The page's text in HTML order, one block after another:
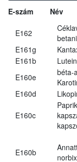
E-szám Név
E162
E161g
E161b
Lutein
E160e
béta-
E160d
E160c
E160b